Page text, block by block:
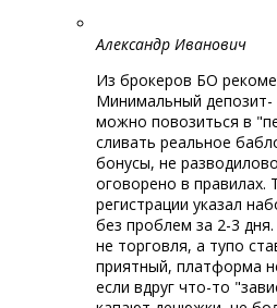
Александр Иванович
Из брокеров БО
Минимальный депозит-
можно повозиться в
сливать реальное
бонусы, не
оговорено в правилах.
регистрации указал
без проблем за 2-3
не торговля, а тупо
приятный, платформа
если вдруг что-то